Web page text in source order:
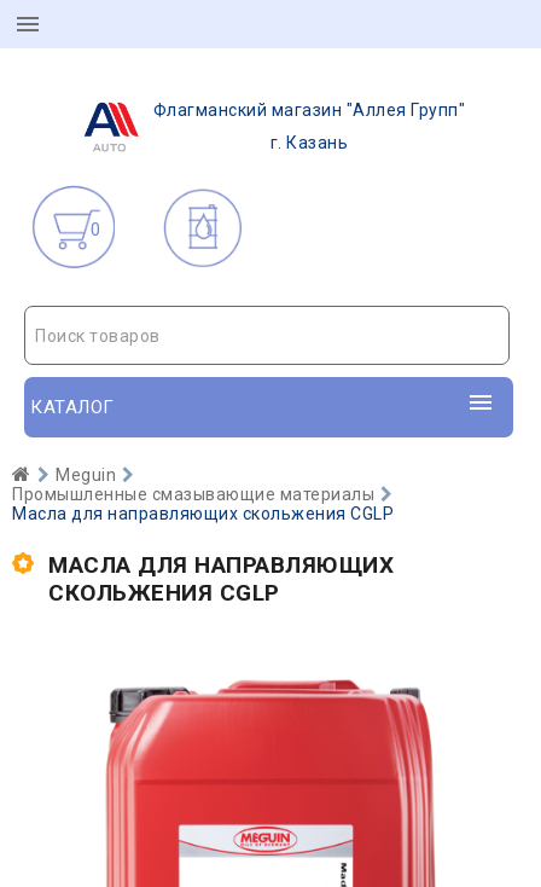
Флагманский магазин "Аллея Групп"
г. Казань
0
Поиск товаров
КАТАЛОГ
Meguin
Промышленные смазывающие материалы
Масла для направляющих скольжения CGLP
МАСЛА ДЛЯ НАПРАВЛЯЮЩИХ
СКОЛЬЖЕНИЯ CGLP